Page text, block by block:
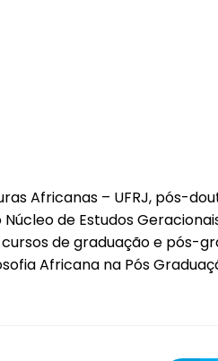
Africanas – UFRJ, pós-
de Estudos
de graduação e pós-
Africana na Pós